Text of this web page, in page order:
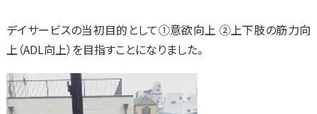
デイサービスの当初目的として①意欲向上 ②上下肢の筋力向
上（ADL向上）を目指すことになりました。